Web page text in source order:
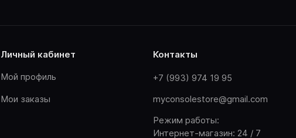
личный кабинет
Мой профиль
Мои заказы
контакты
+7 (993) 974 19 95
myconsolestore@gmail.com
Режим работы:
Интернет-магазин: 24 / 7